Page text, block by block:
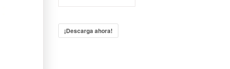
¡Descarga ahora!